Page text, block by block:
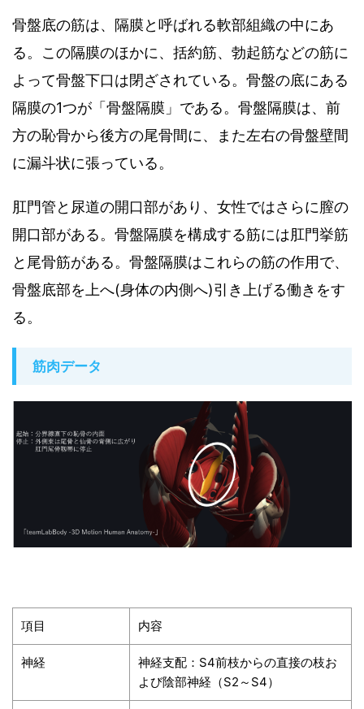
骨盤底の筋は、隔膜と呼ばれる軟部組織の中にあ
る。この隔膜のほかに、括約筋、勃起筋などの筋に
よって骨盤下口は閉ざされている。骨盤の底にある
隔膜の1つが「骨盤隔膜」である。骨盤隔膜は、前
方の恥骨から後方の尾骨間に、また左右の骨盤壁間
に漏斗状に張っている。
肛門管と尿道の開口部があり、女性ではさらに膣の
開口部がある。骨盤隔膜を構成する筋には肛門挙筋
と尾骨筋がある。骨盤隔膜はこれらの筋の作用で、
骨盤底部を上へ(身体の内側へ)引き上げる働きをす
る。
筋肉データ
項目 内容
神経
神経支配：S4前枝からの直接の枝お
よび陰部神経（S2～S4）